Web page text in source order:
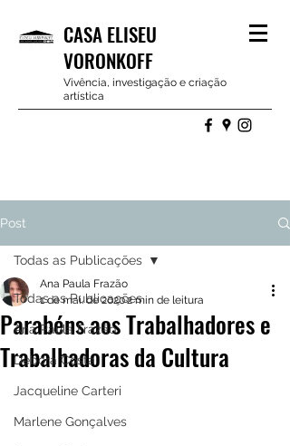
CASA ELISEU
VORONKOFF
Vivência, investigação e criação
artística
Post
Todas as Publicações
Ana Paula Frazão
Debora Costa
Jacqueline Carteri
Marlene Gonçalves
Todas as Publicações
Parabéns aos Trabalhadores e
Trabalhadoras da Cultura
Ana Paula Frazão
1 de mai. de 20202 min de leitura